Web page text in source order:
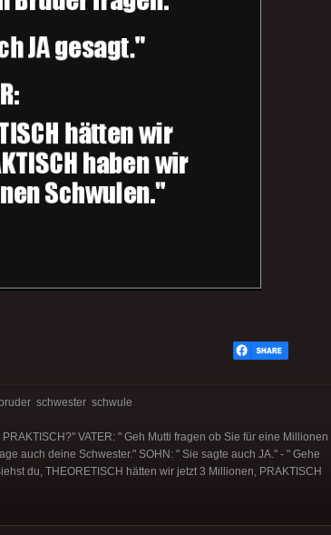
bruder schwester schwule
VATER: " Geh Mutti fragen ob Sie für eine Millionen
auch deine Schwester." SOHN: " Sie sagte auch JA." - " Gehe
du, THEORETISCH hätten wir jetzt 3 Millionen, PRAKTISCH